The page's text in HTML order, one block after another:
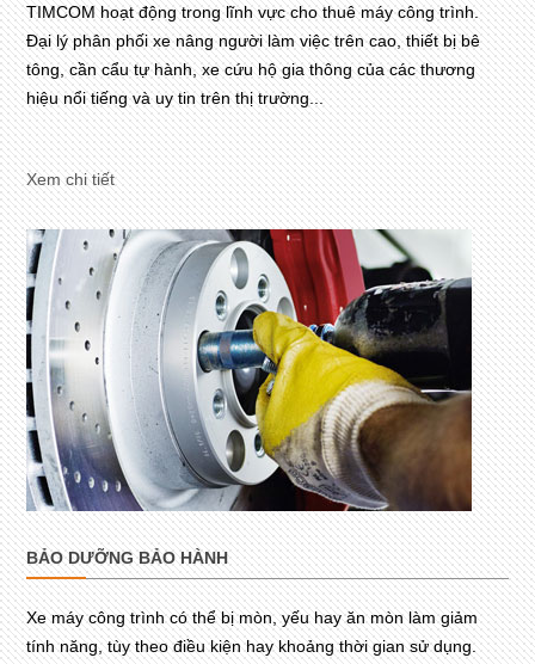
TIMCOM hoạt động trong lĩnh vực cho thuê máy công trình.
Đại lý phân phối xe nâng người làm việc trên cao, thiết bị bê
tông, cần cẩu tự hành, xe cứu hộ gia thông của các thương
hiệu nổi tiếng và uy tin trên thị trường...
Xem chi tiết
BẢO DƯỠNG BẢO HÀNH
Xe máy công trình có thể bị mòn, yếu hay ăn mòn làm giảm
tính năng, tùy theo điều kiện hay khoảng thời gian sử dụng.